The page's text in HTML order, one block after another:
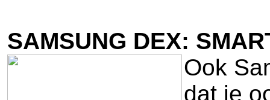
SAMSUNG DEX:
Ook
dat je